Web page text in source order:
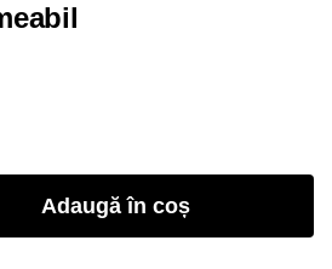
Adaugă în coș